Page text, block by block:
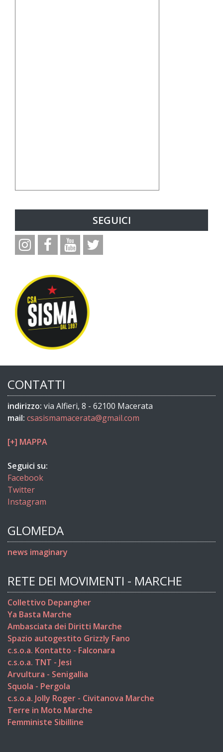
SEGUICI
CONTATTI
indirizzo: via Alfieri, 8 - 62100 Macerata
mail: csasismamacerata@gmail.com
[+] MAPPA
Seguici su:
Facebook
Twitter
Instagram
GLOMEDA
news imaginary
RETE DEI MOVIMENTI - MARCHE
Collettivo Depangher
Ya Basta Marche
Ambasciata dei Diritti Marche
Spazio autogestito Grizzly Fano
c.s.o.a. Kontatto - Falconara
c.s.o.a. TNT - Jesi
Arvultura - Senigallia
Squola - Pergola
c.s.o.a. Jolly Roger - Civitanova Marche
Terre in Moto Marche
Femministe Sibilline